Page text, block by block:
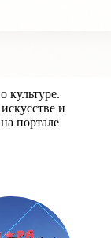
и
портале